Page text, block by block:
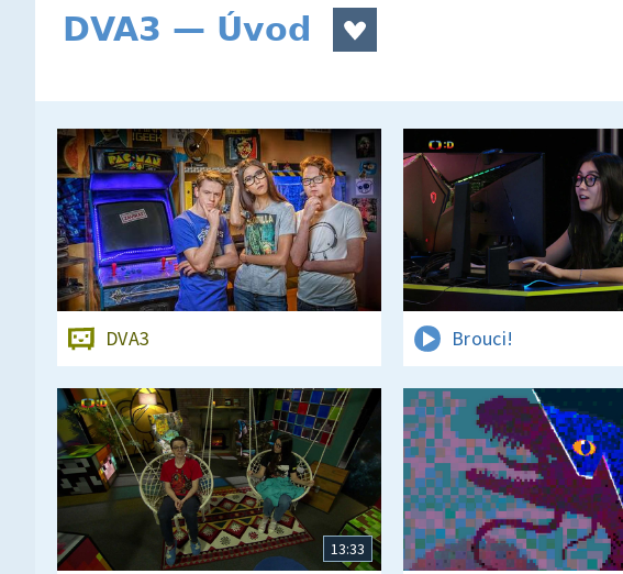
DVA3 — Úvod
DVA3 Brouci!
13:33